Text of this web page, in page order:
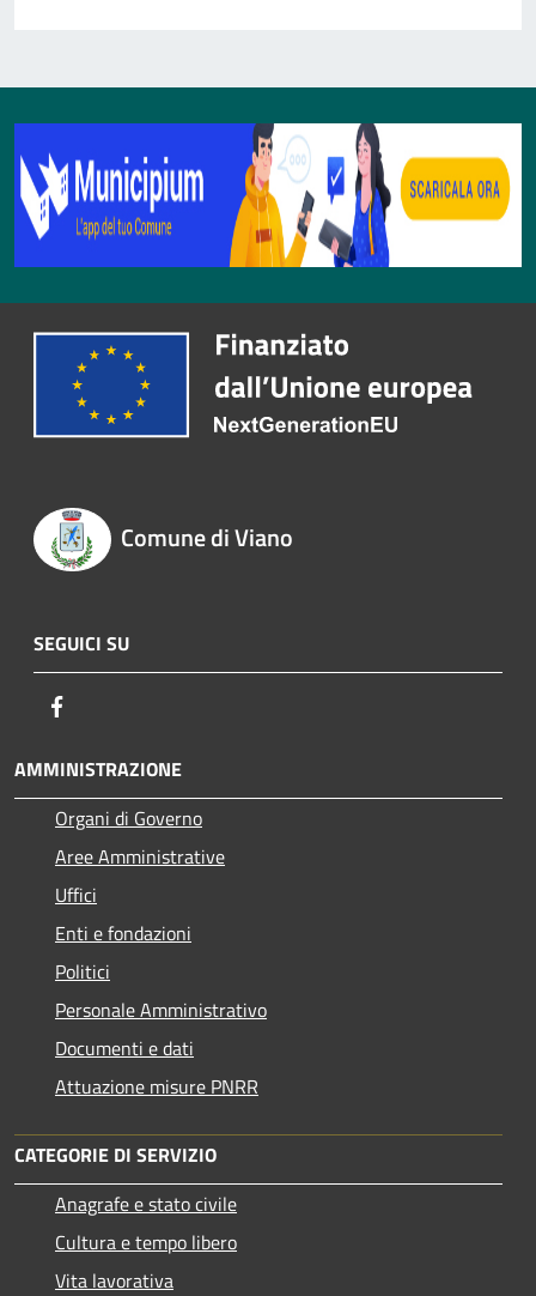
Comune di Viano
SEGUICI SU
AMMINISTRAZIONE
Organi di Governo
Aree Amministrative
Uffici
Enti e fondazioni
Politici
Personale Amministrativo
Documenti e dati
Attuazione misure PNRR
CATEGORIE DI SERVIZIO
Anagrafe e stato civile
Cultura e tempo libero
Vita lavorativa